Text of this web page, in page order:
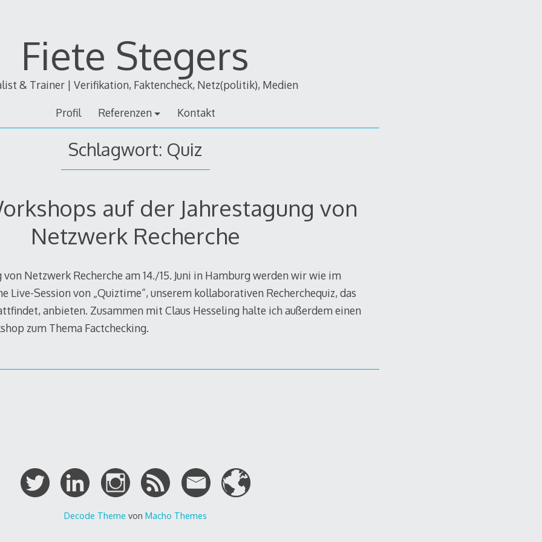
Fiete Stegers
& Trainer | Verifikation, Faktencheck, Netz(politik), Medien
Profil Referenzen Kontakt
Schlagwort: Quiz
auf der Jahrestagung von
Netzwerk Recherche
von Netzwerk Recherche am 14./15. Juni in Hamburg werden wir wie im
Live-Session von „Quiztime“, unserem kollaborativen Recherchequiz, das
anbieten. Zusammen mit Claus Hesseling halte ich außerdem einen
zum Thema Factchecking.
Decode Theme von Macho Themes